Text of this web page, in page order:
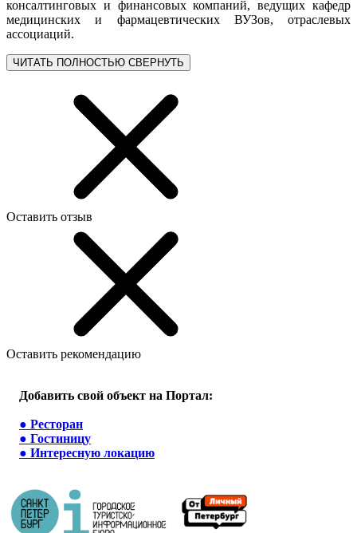
консалтинговых и финансовых компаний, ведущих кафедр
медицинских и фармацевтических ВУЗов, отраслевых
ассоциаций.
ЧИТАТЬ ПОЛНОСТЬЮ СВЕРНУТЬ
Оставить отзыв
Оставить рекомендацию
Добавить свой объект на Портал:
● Ресторан
● Гостиницу
● Интересную локацию